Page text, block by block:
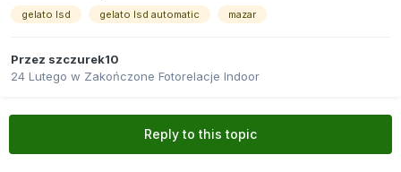
gelato lsd gelato lsd automatic mazar
Przez szczurek10
24 Lutego w Zakończone Fotorelacje Indoor
Reply to this topic